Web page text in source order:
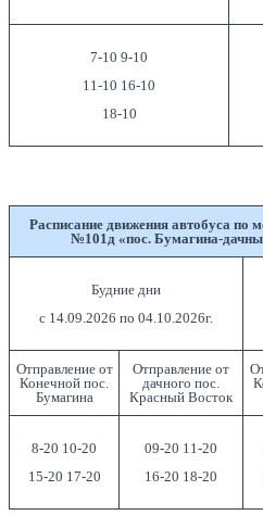
7-10 9-10
11-10 16-10
18-10
Расписание движения автобуса
№101д «пос. Бумагина-
Будние дни
с 14.09.2026 по 04.10.2026г.
Отправление от
Конечной пос.
Бумагина
Отправление от
дачного пос.
Красный Восток
8-20 10-20
15-20 17-20
09-20 11-20
16-20 18-20